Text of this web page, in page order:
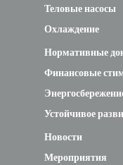
Теловые насосы
Охлаждение
Нормативные
Финансовые
Устойчивое
Новости
Мероприятия